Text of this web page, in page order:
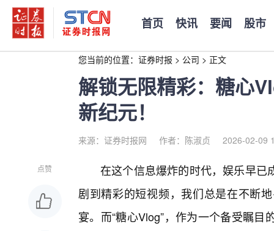
首页 快讯 要闻 股市
您当前的位置： 证券时报 > 公司 > 正文
解锁无限精彩：糖心
新纪元！
来源：证券时报网 作者：陈淑贞 2026-02-09
点赞
在这个信息爆炸的时代，娱乐早已
剧到精彩的短视频，我们总是在不断
宴。而“糖心Vlog”，作为一个备受瞩